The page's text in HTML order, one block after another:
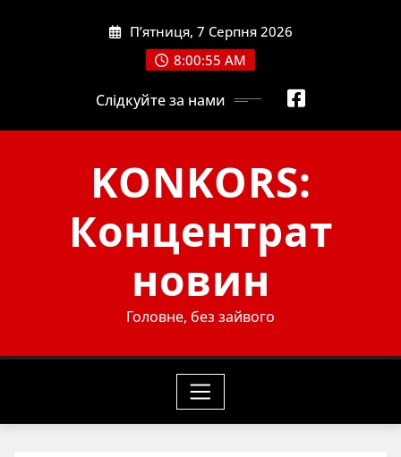
П’ятниця, 7 Серпня 2026
8:00:57 AM
Слідкуйте за нами
KONKORS:
Концентрат
новин
Головне, без зайвого